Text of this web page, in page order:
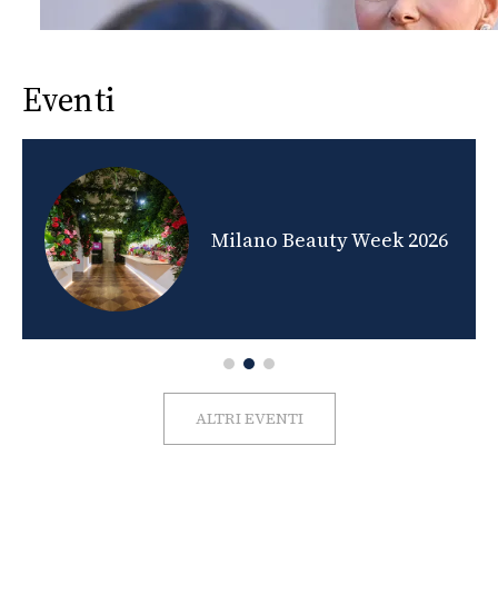
Eventi
Milano Beauty Week 2026
ALTRI EVENTI